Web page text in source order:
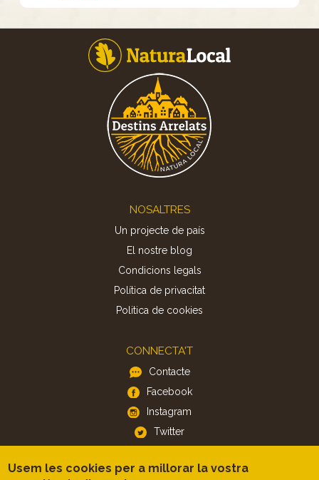
NOSALTRES
Un projecte de país
El nostre blog
Condicions legals
Política de privacitat
Politica de cookies
CONNECTA'T
Contacte
Facebook
Instagram
Twitter
APP
Usem les cookies per a millorar la vostra